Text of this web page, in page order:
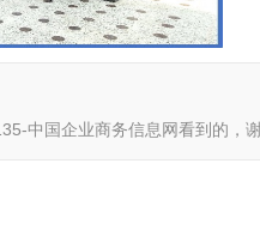
中国企业商务信息网看到的，